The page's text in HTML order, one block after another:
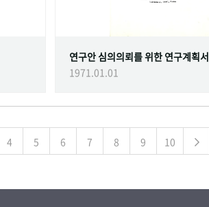
연구안 심의의뢰를 위한 연구계획서
1971.01.01
4 5 6 7 8 9 10